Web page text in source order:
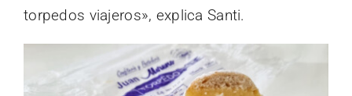
torpedos viajeros», explica Santi.